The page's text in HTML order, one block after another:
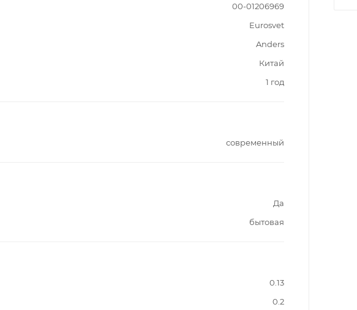
00-01206969
Eurosvet
Anders
Китай
1 год
современный
Да
бытовая
0.13
0.2